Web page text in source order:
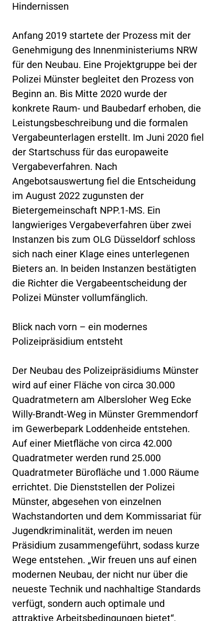
Hindernissen
Anfang 2019 startete der Prozess mit der
Genehmigung des Innenministeriums NRW
für den Neubau. Eine Projektgruppe bei der
Polizei Münster begleitet den Prozess von
Beginn an. Bis Mitte 2020 wurde der
konkrete Raum- und Baubedarf erhoben, die
Leistungsbeschreibung und die formalen
Vergabeunterlagen erstellt. Im Juni 2020 fiel
der Startschuss für das europaweite
Vergabeverfahren. Nach
Angebotsauswertung fiel die Entscheidung
im August 2022 zugunsten der
Bietergemeinschaft NPP.1-MS. Ein
langwieriges Vergabeverfahren über zwei
Instanzen bis zum OLG Düsseldorf schloss
sich nach einer Klage eines unterlegenen
Bieters an. In beiden Instanzen bestätigten
die Richter die Vergabeentscheidung der
Polizei Münster vollumfänglich.
Blick nach vorn – ein modernes
Polizeipräsidium entsteht
Der Neubau des Polizeipräsidiums Münster
wird auf einer Fläche von circa 30.000
Quadratmetern am Albersloher Weg Ecke
Willy-Brandt-Weg in Münster Gremmendorf
im Gewerbepark Loddenheide entstehen.
Auf einer Mietfläche von circa 42.000
Quadratmeter werden rund 25.000
Quadratmeter Bürofläche und 1.000 Räume
errichtet. Die Dienststellen der Polizei
Münster, abgesehen von einzelnen
Wachstandorten und dem Kommissariat für
Jugendkriminalität, werden im neuen
Präsidium zusammengeführt, sodass kurze
Wege entstehen. „Wir freuen uns auf einen
modernen Neubau, der nicht nur über die
neueste Technik und nachhaltige Standards
verfügt, sondern auch optimale und
attraktive Arbeitsbedingungen bietet“,